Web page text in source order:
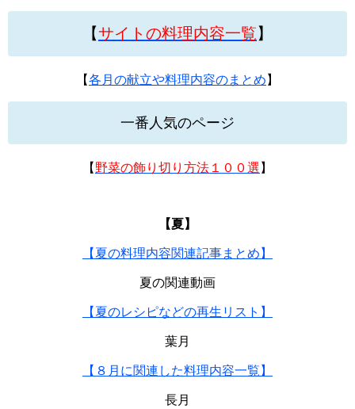
【サイトの料理内容一覧】
【各月の献立や料理内容のまとめ 】
一番人気のページ
【 野菜の飾り切り方法１００選 】
【夏】
【夏の料理内容関連記事まとめ】
夏の関連動画
【夏のレシピなどの再生リスト】
葉月
【８月に関連した料理内容一覧】
長月